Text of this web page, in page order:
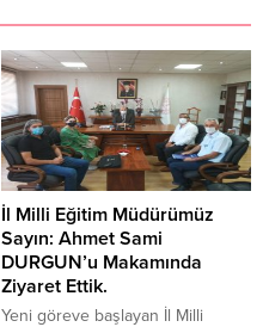
İl Milli Eğitim Müdürümüz
Sayın: Ahmet Sami
DURGUN’u Makamında
Ziyaret Ettik.
Yeni göreve başlayan İl Milli